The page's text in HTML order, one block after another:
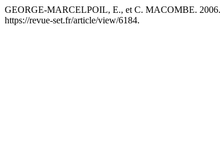
GEORGE-MARCELPOIL, E., et C. MACOMBE. 2006.
https://revue-set.fr/article/view/6184.